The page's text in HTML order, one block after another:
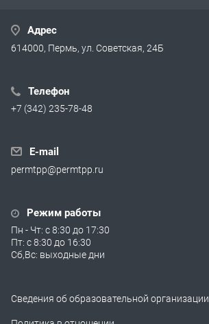
Адрес
614000, Пермь, ул. Советская, 24Б
Телефон
+7 (342) 235-78-48
E-mail
permtpp@permtpp.ru
Режим работы
Пн - Чт: с 8:30 до 17:30
Пт: с 8:30 до 16:30
Сб,Вс: выходные дни
Сведения об образовательной организации